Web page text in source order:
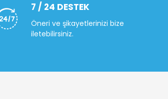
7 / 24 DESTEK
Öneri ve şikayetlerinizi bize
iletebilirsiniz.